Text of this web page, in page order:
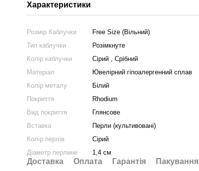
Характеристики
Розмір Каблучки
Free Size (Вільний)
Тип каблучки
Розімкнуте
Колір каблучки
Сірий , Срібний
Матеріал
Ювелірний гіпоалергенний сплав
Колір металу
Білий
Покриття
Rhodium
Вид покриття
Глянсове
Вставка
Перли (культивовані)
Колір перлів
Сірий
Діаметр перлини
1,4 см
Доставка Оплата Гарантія Пакування